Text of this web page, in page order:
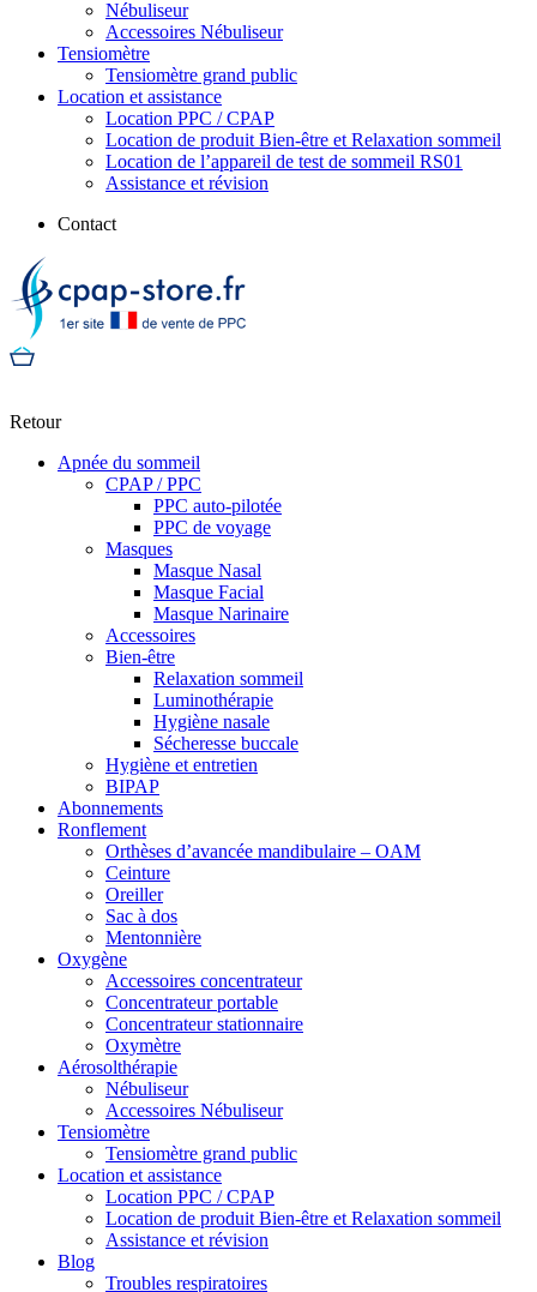
Nébuliseur
Accessoires Nébuliseur
Tensiomètre
Tensiomètre grand public
Location et assistance
Location PPC / CPAP
Location de produit Bien-être et Relaxation sommeil
Location de l’appareil de test de sommeil RS01
Assistance et révision
Contact
Retour
Apnée du sommeil
CPAP / PPC
PPC auto-pilotée
PPC de voyage
Masques
Masque Nasal
Masque Facial
Masque Narinaire
Accessoires
Bien-être
Relaxation sommeil
Luminothérapie
Hygiène nasale
Sécheresse buccale
Hygiène et entretien
BIPAP
Abonnements
Ronflement
Orthèses d’avancée mandibulaire – OAM
Ceinture
Oreiller
Sac à dos
Mentonnière
Oxygène
Accessoires concentrateur
Concentrateur portable
Concentrateur stationnaire
Oxymètre
Aérosolthérapie
Nébuliseur
Accessoires Nébuliseur
Tensiomètre
Tensiomètre grand public
Location et assistance
Location PPC / CPAP
Location de produit Bien-être et Relaxation sommeil
Assistance et révision
Blog
Troubles respiratoires